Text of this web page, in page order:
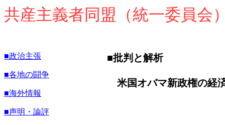
共産主義者同盟（統一委員会
■政治主張
■各地の闘争
■海外情報
■声明・論評
■批判と解析
米国オバマ新政権の経済